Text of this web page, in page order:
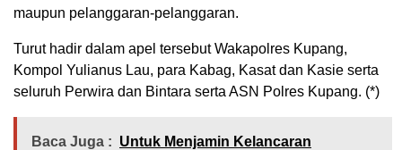
maupun pelanggaran-pelanggaran.
Turut hadir dalam apel tersebut Wakapolres Kupang,
Kompol Yulianus Lau, para Kabag, Kasat dan Kasie serta
seluruh Perwira dan Bintara serta ASN Polres Kupang. (*)
Baca Juga : Untuk Menjamin Kelancaran